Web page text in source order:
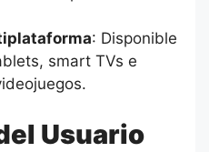
: Disponible
smart TVs e
Usuario